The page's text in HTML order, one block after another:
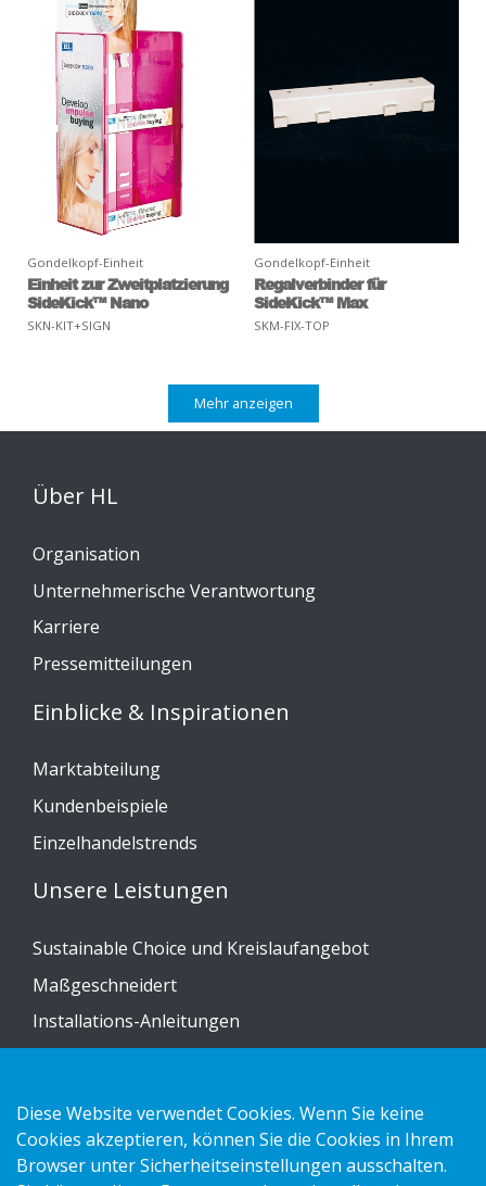
Gondelkopf-Einheit
Einheit zur Zweitplatzierung
SideKick™ Nano
SKN-KIT+SIGN
Gondelkopf-Einheit
Regalverbinder für
SideKick™ Max
SKM-FIX-TOP
Mehr anzeigen
Über HL
Organisation
Unternehmerische Verantwortung
Karriere
Pressemitteilungen
Einblicke & Inspirationen
Marktabteilung
Kundenbeispiele
Einzelhandelstrends
Unsere Leistungen
Sustainable Choice und Kreislaufangebot
Maßgeschneidert
Installations-Anleitungen
Kontakt
Datenschutzerklärung
Diese Website verwendet Cookies. Wenn Sie keine
Cookies akzeptieren, können Sie die Cookies in Ihrem
Browser unter Sicherheitseinstellungen ausschalten.